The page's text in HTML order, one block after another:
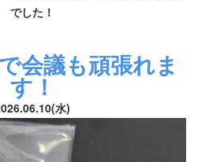
でした！
会議も頑張れま
す！
水)